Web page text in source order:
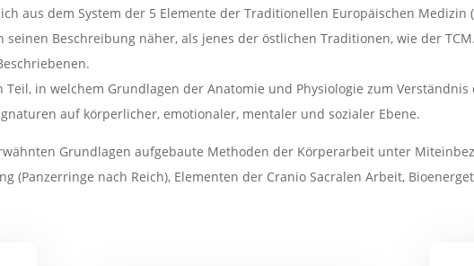
aus dem System der 5 Elemente der Traditionellen Europäischen Medizin
Beschreibung näher, als jenes der östlichen Traditionen, wie der
in welchem Grundlagen der Anatomie und Physiologie zum
auf körperlicher, emotionaler, mentaler und sozialer Ebene.
Grundlagen aufgebaute Methoden der Körperarbeit unter
(Panzerringe nach Reich), Elementen der Cranio Sacralen Arbeit,